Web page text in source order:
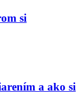
si
a ako si